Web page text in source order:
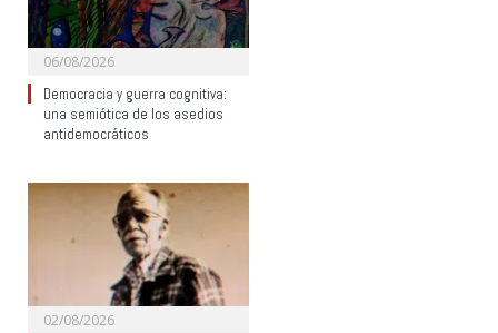
06/08/2026
Democracia y guerra cognitiva:
una semiótica de los asedios
antidemocráticos
02/08/2026